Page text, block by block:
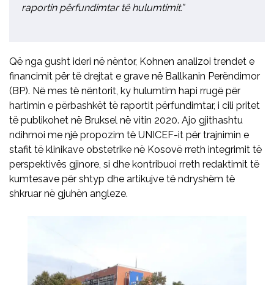
raportin përfundimtar të hulumtimit.”
Që nga gusht ideri në nëntor, Kohnen analizoi trendet e
financimit për të drejtat e grave në Ballkanin Perëndimor
(BP). Në mes të nëntorit, ky hulumtim hapi rrugë për
hartimin e përbashkët të raportit përfundimtar, i cili pritet
të publikohet në Bruksel në vitin 2020. Ajo gjithashtu
ndihmoi me një propozim të UNICEF-it për trajnimin e
stafit të klinikave obstetrike në Kosovë rreth integrimit të
perspektivës gjinore, si dhe kontribuoi rreth redaktimit të
kumtesave për shtyp dhe artikujve të ndryshëm të
shkruar në gjuhën angleze.